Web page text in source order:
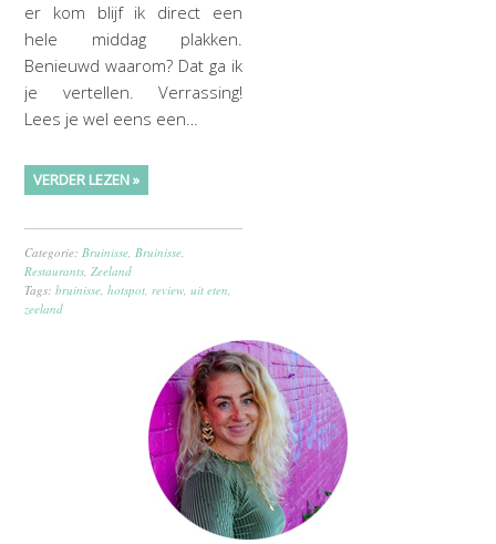
er kom blijf ik direct een
hele middag plakken.
Benieuwd waarom? Dat ga ik
je vertellen. Verrassing!
Lees je wel eens een…
VERDER LEZEN »
Categorie:Bruinisse,Bruinisse,
Restaurants,Zeeland
Tags:bruinisse,hotspot,review,uit eten,
zeeland